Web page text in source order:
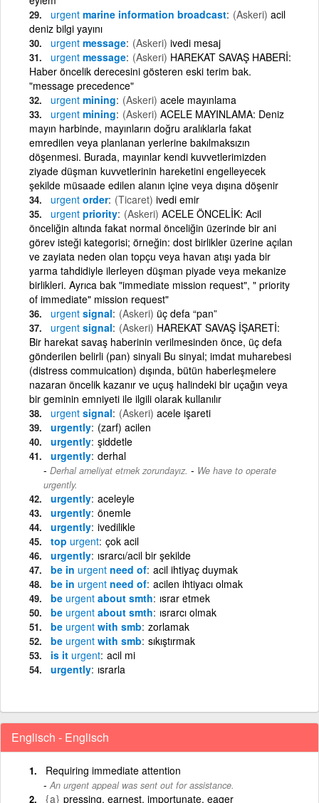
urgent marine information broadcast (Askeri) acil
deniz bilgi yayını
urgent message (Askeri) ivedi mesaj
urgent message (Askeri) HAREKAT SAVAŞ HABERİ:
Haber öncelik derecesini gösteren eski terim bak.
"message precedence"
urgent mining (Askeri) acele mayınlama
urgent mining (Askeri) ACELE MAYINLAMA: Deniz
mayın harbinde, mayınların doğru aralıklarla fakat
emredilen veya planlanan yerlerine bakılmaksızın
döşenmesi. Burada, mayınlar kendi kuvvetlerimizden
ziyade düşman kuvvetlerinin hareketini engelleyecek
şekilde müsaade edilen alanın içine veya dışına döşenir
urgent order (Ticaret) ivedi emir
urgent priority (Askeri) ACELE ÖNCELİK: Acil
önceliğin altında fakat normal önceliğin üzerinde bir ani
görev isteği kategorisi; örneğin: dost birlikler üzerine açılan
ve zayiata neden olan topçu veya havan atışı yada bir
yarma tahdidiyle ilerleyen düşman piyade veya mekanize
birlikleri. Ayrıca bak "immediate mission request", " priority
of immediate" mission request"
urgent signal (Askeri) üç defa “pan”
urgent signal (Askeri) HAREKAT SAVAŞ İŞARETİ:
Bir harekat savaş haberinin verilmesinden önce, üç defa
gönderilen belirli (pan) sinyali Bu sinyal; imdat muharebesi
(distress commuication) dışında, bütün haberleşmelere
nazaran öncelik kazanır ve uçuş halindeki bir uçağın veya
bir geminin emniyeti ile ilgili olarak kullanılır
urgent signal (Askeri) acele işareti
urgently (zarf) acilen
urgently şiddetle
urgently derhal
Derhal ameliyat etmek zorundayız. - We have to operate
urgently.
urgently aceleyle
urgently önemle
urgently ivedilikle
top urgent çok acil
urgently ısrarcı/acil bir şekilde
be in urgent need of acil ihtiyaç duymak
be in urgent need of acilen ihtiyacı olmak
be urgent about smth ısrar etmek
be urgent about smth ısrarcı olmak
be urgent with smb zorlamak
be urgent with smb sıkıştırmak
is it urgent acil mi
urgently ısrarla
Englisch - Englisch
Requiring immediate attention
An urgent appeal was sent out for assistance.
{a} pressing, earnest, importunate, eager